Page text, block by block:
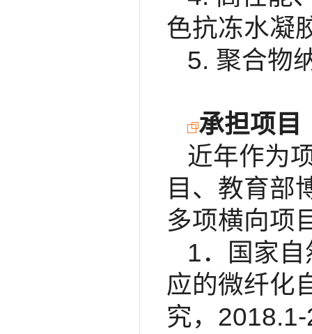
色抗冻水凝
5. 聚合物
承担项目
近年作为
目、教育部
多项横向项
1．国家
应的微纤化
究，